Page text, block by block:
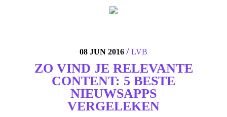
08 JUN 2016 / LVB
ZO VIND JE RELEVANTE
CONTENT: 5 BESTE
NIEUWSAPPS
VERGELEKEN